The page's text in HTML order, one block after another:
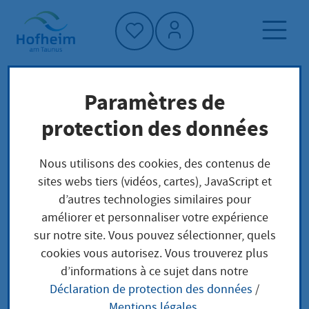
Accueil"
Page d'accueil
Trouver un service
Préoccupations locales
Waffenherstellungserlaubnis
Waffenherstellungserl
aubnis
Paramètres de
protection des données
Nous utilisons des cookies, des contenus de
sites webs tiers (vidéos, cartes), JavaScript et
d’autres technologies similaires pour
améliorer et personnaliser votre expérience
sur notre site. Vous pouvez sélectionner, quels
cookies vous autorisez. Vous trouverez plus
d’informations à ce sujet dans notre
Déclaration de protection des données /